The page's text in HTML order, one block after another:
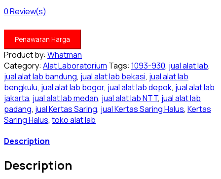
0Review(s)
Penawaran Harga
Product by: Whatman
Category: Alat Laboratorium Tags: 1093-930, jual alat lab,
jual alat lab bandung, jual alat lab bekasi, jual alat lab
bengkulu, jual alat lab bogor, jual alat lab depok, jual alat lab
jakarta, jual alat lab medan, jual alat lab NTT, jual alat lab
padang, jual Kertas Saring, jual Kertas Saring Halus, Kertas
Saring Halus,toko alat lab
Description
Description